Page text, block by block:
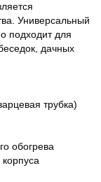
Универсальный
подходит для
дачных
трубка)
обогрева